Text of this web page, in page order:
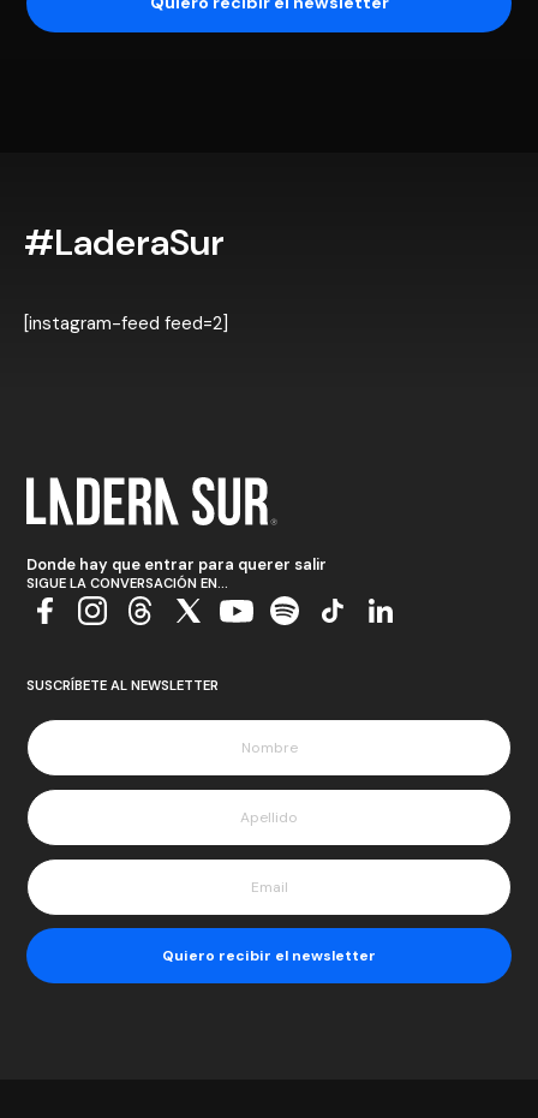
#LaderaSur
[instagram-feed feed=2]
Donde hay que entrar para querer salir
SIGUE LA CONVERSACIÓN EN...
SUSCRÍBETE AL NEWSLETTER